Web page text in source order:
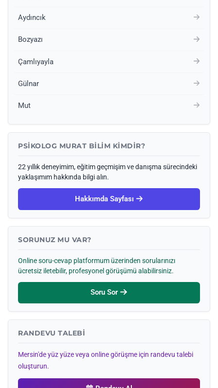
Aydıncık
Bozyazı
Çamlıyayla
Gülnar
Mut
PSIKOLOG MURAT BILIM KIMDIR?
22 yıllık deneyimim, eğitim geçmişim ve danışma sürecindeki
yaklaşımım hakkında bilgi alın.
Hakkımda Sayfası
SORUNUZ MU VAR?
Online soru-cevap platformum üzerinden sorularınızı
ücretsiz iletebilir, profesyonel görüşümü alabilirsiniz.
Soru Sor
RANDEVU TALEBI
Mersin'de yüz yüze veya online görüşme için randevu talebi
oluşturun.